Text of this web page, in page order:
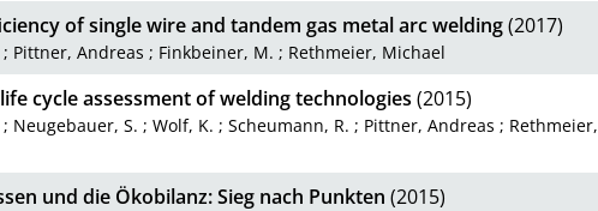
of single wire and tandem gas metal arc welding(2017)
; Pittner, Andreas ; Finkbeiner, M. ; Rethmeier, Michael
cycle assessment of welding technologies (2015)
; Neugebauer, S. ;Wolf, K. ;Scheumann, R. ; Pittner, Andreas ; Rethmeier,
und die Ökobilanz: Sieg nach Punkten (2015)